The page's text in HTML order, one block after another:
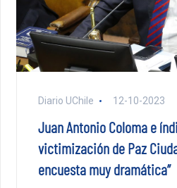
Diario UChile 12-10-2023
Juan Antonio Coloma e
victimización de Paz
encuesta muy dramática”